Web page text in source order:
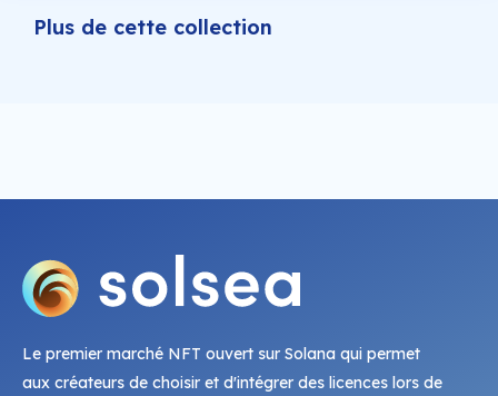
Plus de cette collection
Le premier marché NFT ouvert sur Solana qui permet
aux créateurs de choisir et d'intégrer des licences lors de